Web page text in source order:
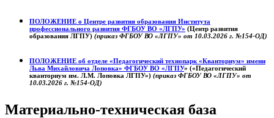
ПОЛОЖЕНИЕ о Центре развития образования Института
профессионального развития ФГБОУ ВО «ЛГПУ» (Центр развития
образования ЛГПУ) (приказ ФГБОУ ВО «ЛГПУ» от 10.03.2026 г. №154-ОД)
ПОЛОЖЕНИЕ об отделе «Педагогический технопарк «Кванториум» имени
Льва Михайловича Лоповка» ФГБОУ ВО «ЛГПУ» («Педагогический
кванториум им. Л.М. Лоповка ЛГПУ») (приказ ФГБОУ ВО «ЛГПУ» от
10.03.2026 г. №154-ОД)
Материально-техническая база